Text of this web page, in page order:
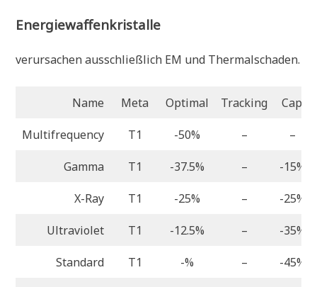
Energiewaffenkristalle
verursachen ausschließlich EM und Thermalschaden.
Name Meta Optimal Tracking Cap.
Multifrequency T1 -50% – –
Gamma T1 -37.5% – -15%
X-Ray T1 -25% – -25%
Ultraviolet T1 -12.5% – -35%
Standard T1 -% – -45%